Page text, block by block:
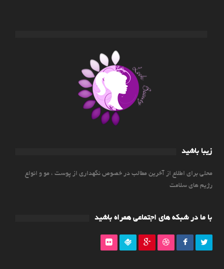
زیبا باشید
محلی برای اطلاع از آخرین مطالب در خصوص نگهداری از پوست ، مو و انواع
رژیم های سلامت
با ما در شبکه های اجتماعی همراه باشید